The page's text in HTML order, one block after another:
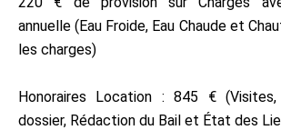
annuelle (Eau Froide, Eau Chaude et
les charges)
Honoraires Location : 845 €
dossier, Rédaction du Bail et État des